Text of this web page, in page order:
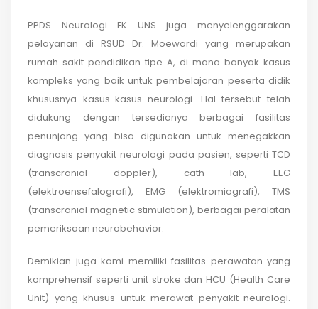
PPDS Neurologi FK UNS juga menyelenggarakan
pelayanan di RSUD Dr. Moewardi yang merupakan
rumah sakit pendidikan tipe A, di mana banyak kasus
kompleks yang baik untuk pembelajaran peserta didik
khususnya kasus-kasus neurologi. Hal tersebut telah
didukung dengan tersedianya berbagai fasilitas
penunjang yang bisa digunakan untuk menegakkan
diagnosis penyakit neurologi pada pasien, seperti TCD
(transcranial doppler), cath lab, EEG
(elektroensefalografi), EMG (elektromiografi), TMS
(transcranial magnetic stimulation), berbagai peralatan
pemeriksaan neurobehavior.
Demikian juga kami memiliki fasilitas perawatan yang
komprehensif seperti unit stroke dan HCU (Health Care
Unit) yang khusus untuk merawat penyakit neurologi.